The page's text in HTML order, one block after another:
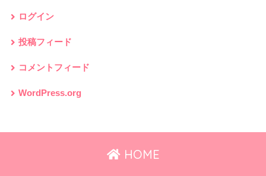
ログイン
投稿フィード
コメントフィード
WordPress.org
HOME